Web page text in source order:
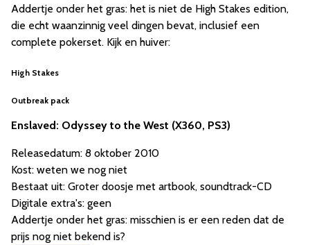
Addertje onder het gras: het is niet de High Stakes edition,
die echt waanzinnig veel dingen bevat, inclusief een
complete pokerset. Kijk en huiver:
High Stakes
Outbreak pack
Enslaved: Odyssey to the West (X360, PS3)
Releasedatum: 8 oktober 2010
Kost: weten we nog niet
Bestaat uit: Groter doosje met artbook, soundtrack-CD
Digitale extra's: geen
Addertje onder het gras: misschien is er een reden dat de
prijs nog niet bekend is?